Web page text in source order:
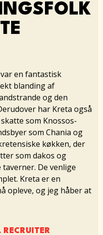
en fantastisk
blanding af
og den
har Kreta også
som Knossos-
som Chania og
køkken, der
som dakos og
De venlige
Kreta er en
opleve, og jeg håber at